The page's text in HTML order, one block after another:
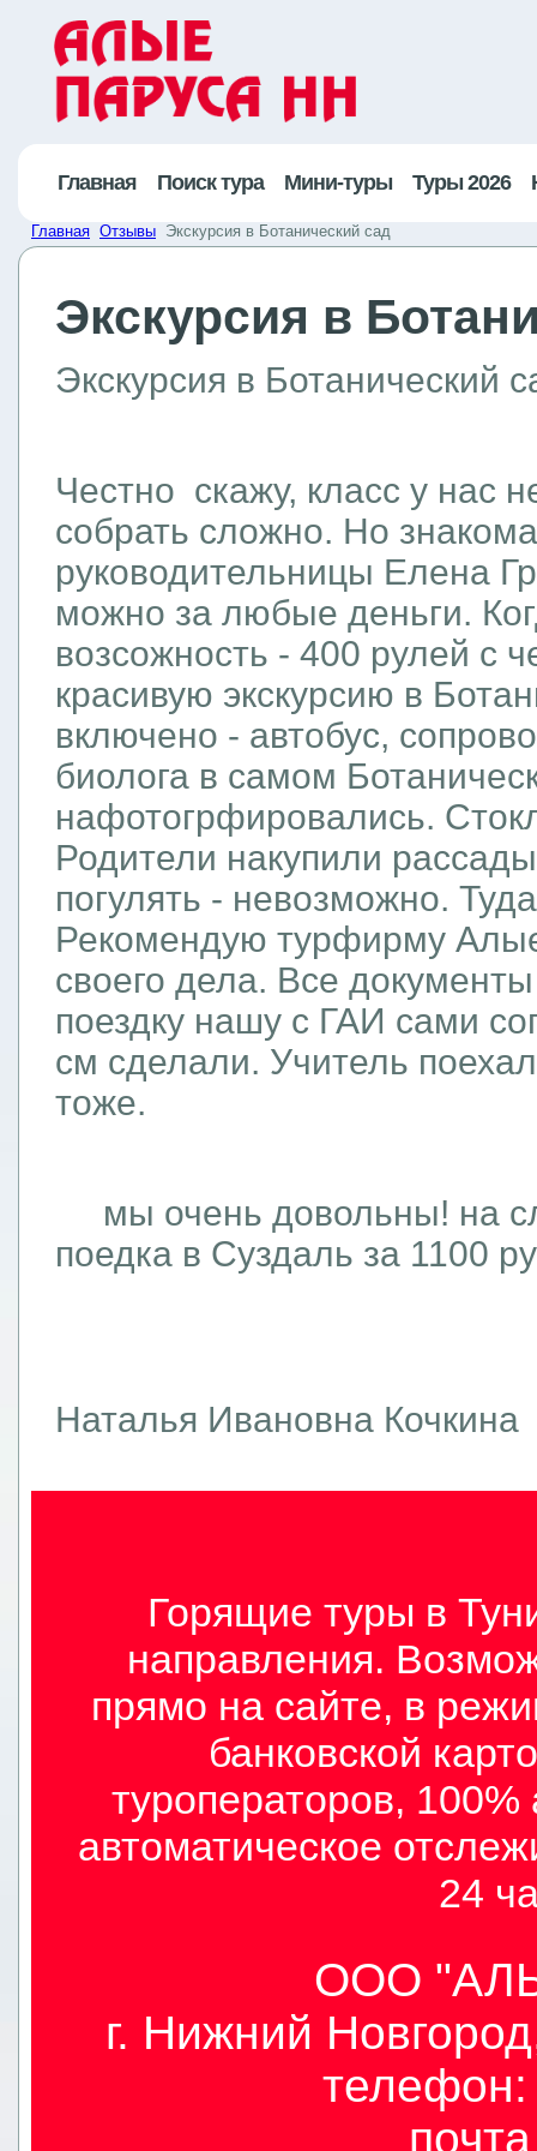
Главная Поиск тура Мини-туры Туры 2026
Главная Отзывы Экскурсия в Ботанический сад
Экскурсия в
Экскурсия в Ботанический
Честно скажу, класс у нас
собрать сложно. Но
руководительницы Елена
можно за любые деньги.
возсожность - 400 рулей с
красивую экскурсию в
включено - автобус,
биолога в самом
нафотогрфировались.
Родители накупили
погулять - невозможно.
Рекомендую турфирму
своего дела. Все
поездку нашу с ГАИ сами
см сделали. Учитель
тоже.
мы очень довольны! на
поедка в Суздаль за 1100
Наталья Ивановна Кочкина
Горящие туры в
направления.
прямо на сайте, в
банковской
туроператоров,
автоматическое
24
ООО
г. Нижний
телефон: